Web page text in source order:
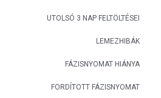
UTOLSÓ 3 NAP FELTÖLTÉSEI
LEMEZHIBÁK
FÁZISNYOMAT HIÁNYA
FORDÍTOTT FÁZISNYOMAT